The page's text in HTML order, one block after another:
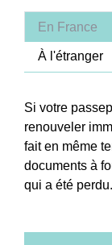
En France
À l'étranger
Si votre
renouveler
fait en même
documents à
qui a été perdu.